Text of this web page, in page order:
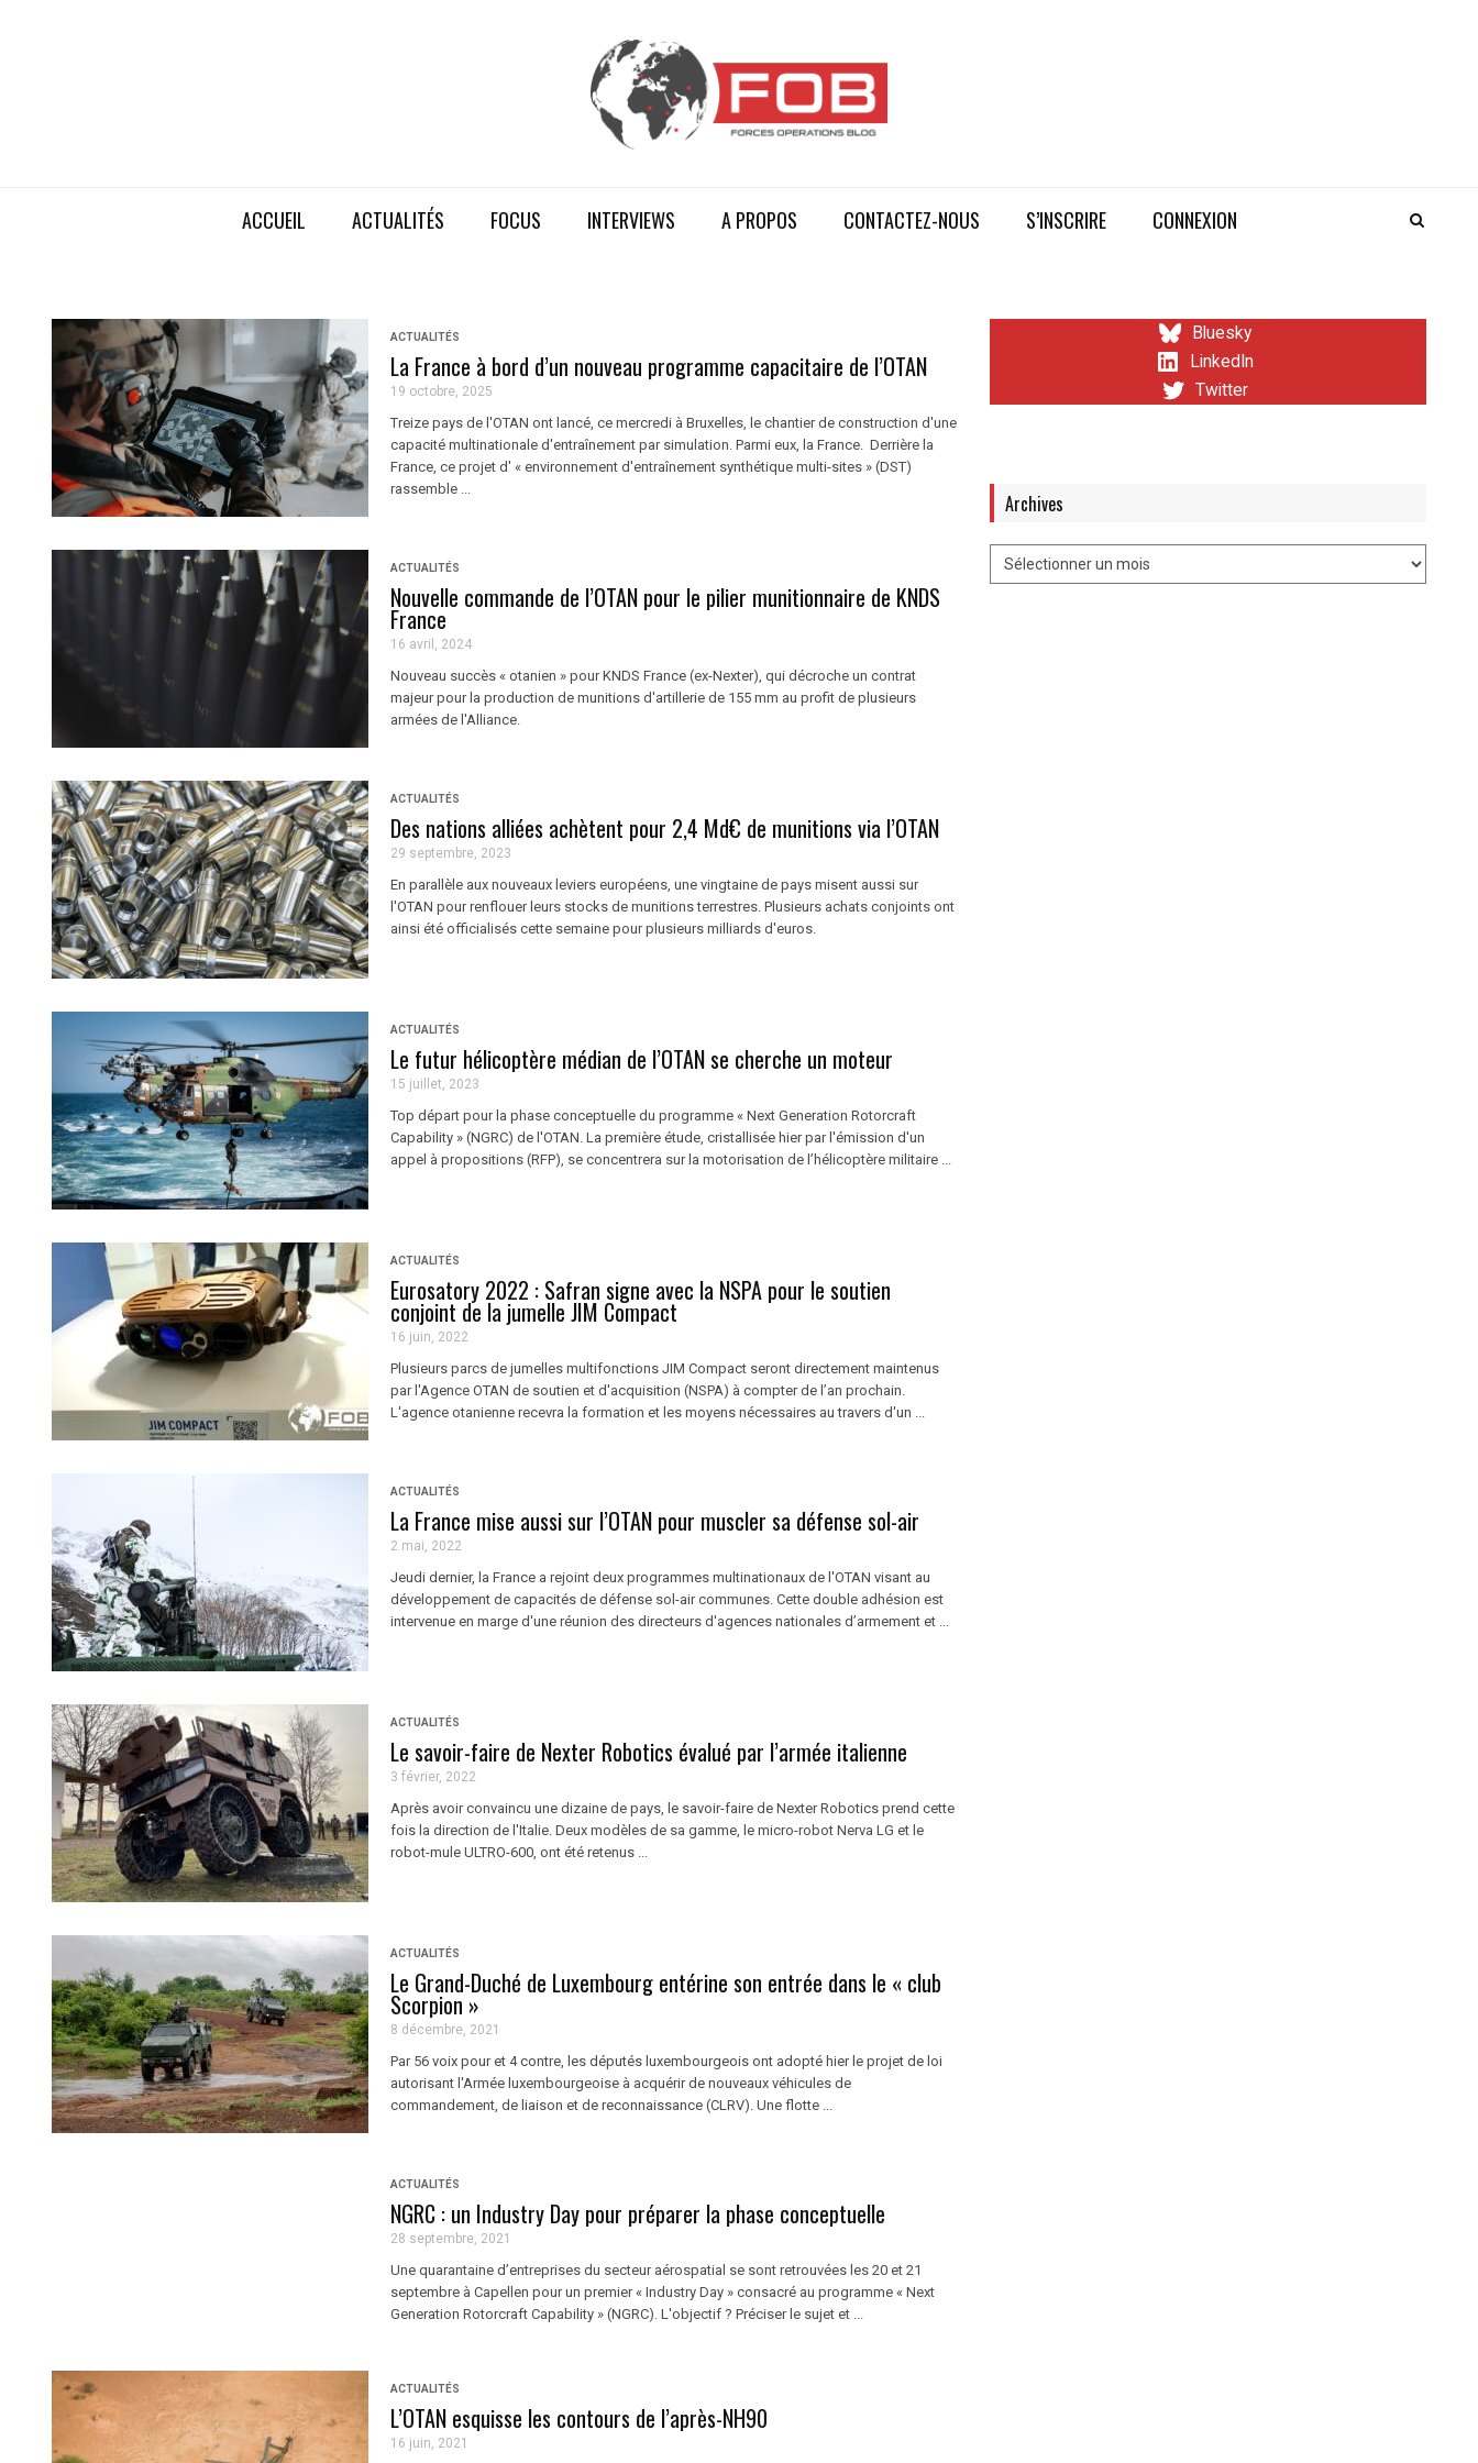
ACCUEIL ACTUALITÉS FOCUS INTERVIEWS A PROPOS CONTACTEZ-NOUS S’INSCRIRE CONNEXION
ACTUALITÉS
La France à bord d’un nouveau programme capacitaire de l’OTAN
19 octobre, 2025
Treize pays de l'OTAN ont lancé, ce mercredi à Bruxelles, le chantier de construction d'une
capacité multinationale d'entraînement par simulation. Parmi eux, la France. Derrière la
France, ce projet d' « environnement d'entraînement synthétique multi-sites » (DST)
rassemble ...
ACTUALITÉS
Nouvelle commande de l’OTAN pour le pilier munitionnaire de KNDS
France
16 avril, 2024
Nouveau succès « otanien » pour KNDS France (ex-Nexter), qui décroche un contrat
majeur pour la production de munitions d'artillerie de 155 mm au profit de plusieurs
armées de l'Alliance.
ACTUALITÉS
Des nations alliées achètent pour 2,4 Md€ de munitions via l’OTAN
29 septembre, 2023
En parallèle aux nouveaux leviers européens, une vingtaine de pays misent aussi sur
l'OTAN pour renflouer leurs stocks de munitions terrestres. Plusieurs achats conjoints ont
ainsi été officialisés cette semaine pour plusieurs milliards d'euros.
ACTUALITÉS
Le futur hélicoptère médian de l’OTAN se cherche un moteur
15 juillet, 2023
Top départ pour la phase conceptuelle du programme « Next Generation Rotorcraft
Capability » (NGRC) de l'OTAN. La première étude, cristallisée hier par l'émission d'un
appel à propositions (RFP), se concentrera sur la motorisation de l’hélicoptère militaire ...
ACTUALITÉS
Eurosatory 2022 : Safran signe avec la NSPA pour le soutien
conjoint de la jumelle JIM Compact
16 juin, 2022
Plusieurs parcs de jumelles multifonctions JIM Compact seront directement maintenus
par l'Agence OTAN de soutien et d'acquisition (NSPA) à compter de l’an prochain.
L'agence otanienne recevra la formation et les moyens nécessaires au travers d'un ...
ACTUALITÉS
La France mise aussi sur l’OTAN pour muscler sa défense sol-air
2 mai, 2022
Jeudi dernier, la France a rejoint deux programmes multinationaux de l'OTAN visant au
développement de capacités de défense sol-air communes. Cette double adhésion est
intervenue en marge d'une réunion des directeurs d'agences nationales d’armement et ...
ACTUALITÉS
Le savoir-faire de Nexter Robotics évalué par l’armée italienne
3 février, 2022
Après avoir convaincu une dizaine de pays, le savoir-faire de Nexter Robotics prend cette
fois la direction de l'Italie. Deux modèles de sa gamme, le micro-robot Nerva LG et le
robot-mule ULTRO-600, ont été retenus ...
ACTUALITÉS
Le Grand-Duché de Luxembourg entérine son entrée dans le « club
Scorpion »
8 décembre, 2021
Par 56 voix pour et 4 contre, les députés luxembourgeois ont adopté hier le projet de loi
autorisant l'Armée luxembourgeoise à acquérir de nouveaux véhicules de
commandement, de liaison et de reconnaissance (CLRV). Une flotte ...
ACTUALITÉS
NGRC : un Industry Day pour préparer la phase conceptuelle
28 septembre, 2021
Une quarantaine d’entreprises du secteur aérospatial se sont retrouvées les 20 et 21
septembre à Capellen pour un premier « Industry Day » consacré au programme « Next
Generation Rotorcraft Capability » (NGRC). L'objectif ? Préciser le sujet et ...
ACTUALITÉS
L’OTAN esquisse les contours de l’après-NH90
16 juin, 2021
Bluesky
LinkedIn
Twitter
Archives